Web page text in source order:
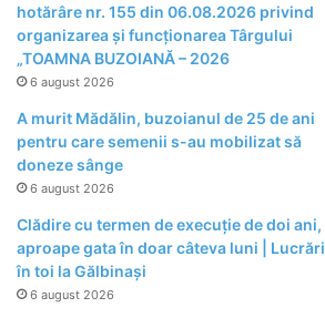
hotărâre nr. 155 din 06.08.2026 privind
organizarea şi funcţionarea Târgului
„TOAMNA BUZOIANĂ – 2026
6 august 2026
A murit Mădălin, buzoianul de 25 de ani
pentru care semenii s-au mobilizat să
doneze sânge
6 august 2026
Clădire cu termen de execuție de doi ani,
aproape gata în doar câteva luni | Lucrări
în toi la Gălbinași
6 august 2026